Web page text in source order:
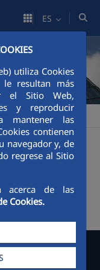
utiliza Cookies
le resultan más
el Sitio Web,
y reproducir
mantener las
contienen
navegador y, de
regrese al Sitio
acerca de las
Cookies.
ES
del Grupo FCC